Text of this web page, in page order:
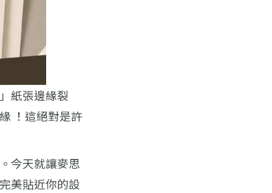
紙張邊緣裂
！這絕對是許
今天就讓麥思
美貼近你的設